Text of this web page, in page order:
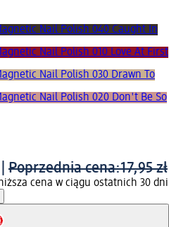
Nail Polish 040 Caught In
Nail Polish 010 Love At First
Nail Polish 030 Drawn To
Nail Polish 020 Don't Be So
Poprzednia cena:17,95 zł
cena w ciągu ostatnich 30 dni